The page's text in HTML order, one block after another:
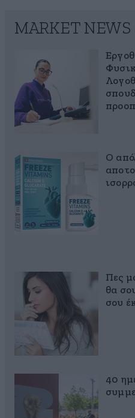
MARKET NEWS
Ο
Πες
θα
σου
40